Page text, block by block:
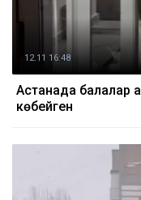
12.11 16:48
Астанада балалар
көбейген